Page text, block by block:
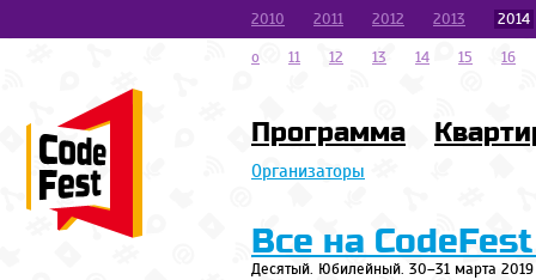
2010 2011 2012 2013
2014
o
11 12 13 14 15 16
Программа
Организаторы
Все на
Десятый. Юбилейный. 30–31 марта 2019